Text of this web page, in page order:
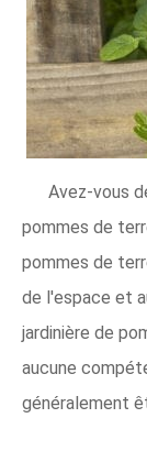
Avez-vous
pommes de
pommes de
de l'espace et
jardinière de
aucune
généralement